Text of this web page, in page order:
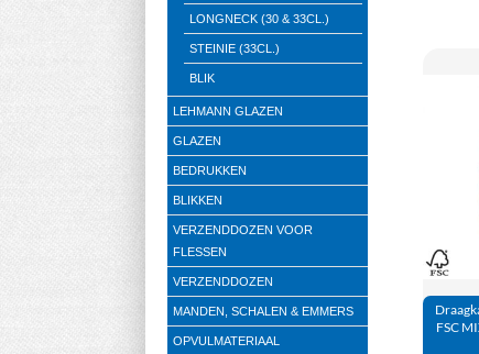
FSC
LONGNECK (30 & 33CL.)
STEINIE (33CL.)
BLIK
LEHMANN GLAZEN
GLAZEN
BEDRUKKEN
BLIKKEN
VERZENDDOZEN VOOR
FLESSEN
VERZENDDOZEN
MANDEN, SCHALEN & EMMERS
OPVULMATERIAAL